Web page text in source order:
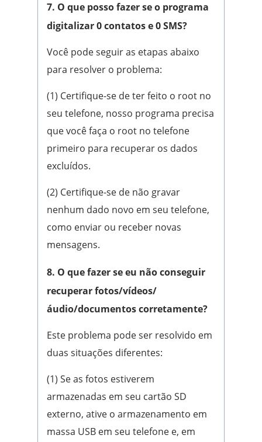
7. O que posso fazer se o programa
digitalizar 0 contatos e 0 SMS?
Você pode seguir as etapas abaixo
para resolver o problema:
(1) Certifique-se de ter feito o root no
seu telefone, nosso programa precisa
que você faça o root no telefone
primeiro para recuperar os dados
excluídos.
(2) Certifique-se de não gravar
nenhum dado novo em seu telefone,
como enviar ou receber novas
mensagens.
8. O que fazer se eu não conseguir
recuperar fotos/vídeos/
áudio/documentos corretamente?
Este problema pode ser resolvido em
duas situações diferentes:
(1) Se as fotos estiverem
armazenadas em seu cartão SD
externo, ative o armazenamento em
massa USB em seu telefone e, em